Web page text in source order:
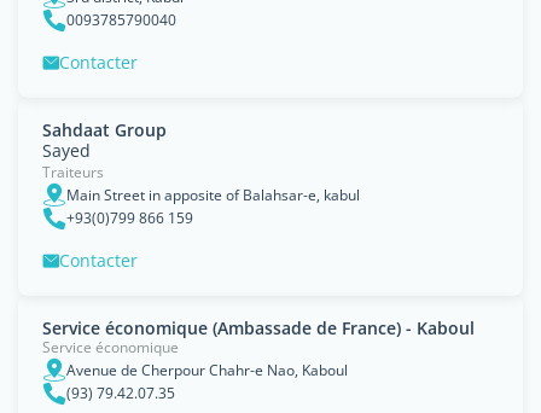
0093785790040
Contacter
Sahdaat Group
Sayed
Traiteurs
Main Street in apposite of Balahsar-e, kabul
+93(0)799 866 159
Contacter
Service économique (Ambassade de France) - Kaboul
Service économique
Avenue de Cherpour Chahr-e Nao, Kaboul
(93) 79.42.07.35